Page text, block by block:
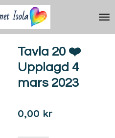
Tavla 20 ❤️
Upplagd 4
mars 2023
0,00 kr